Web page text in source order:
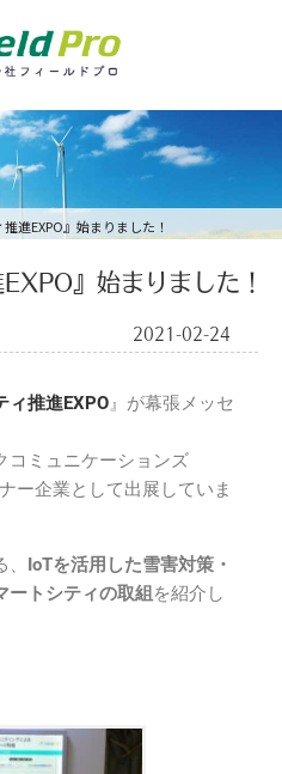
推進EXPO』始まりました！
』始まりました！
2021-02-24
ィ推進EXPO』が幕張メッセ
コミュニケーションズ
ー企業として出展していま
IoTを活用した雪害対策・
ートシティの取組 を紹介し